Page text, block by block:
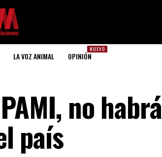
LA VOZ ANIMAL
NUEVO
OPINIÓN
no habrá
país